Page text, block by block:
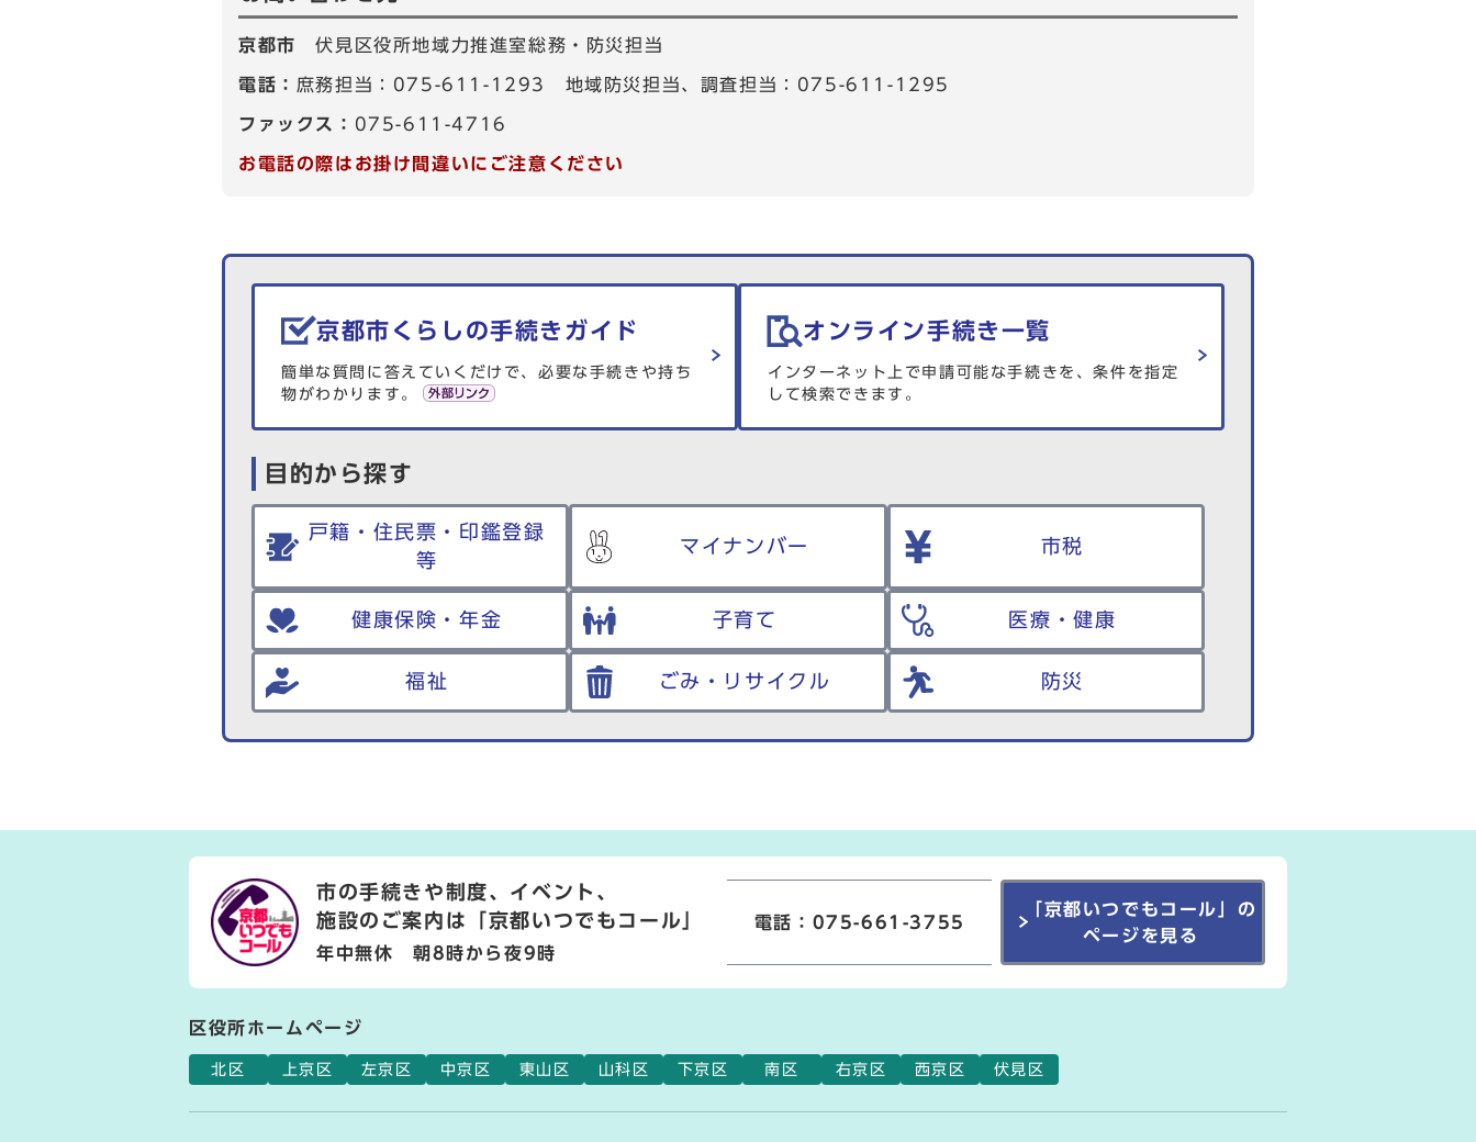
京都市伏見区役所地域力推進室総務・防災担当
電話： 庶務担当：075-611-1293 地域防災担当、調査担当：075-611-1295
ファックス： 075-611-4716
お電話の際はお掛け間違いにご注意ください
生活情報を探す
京都市くらしの手続きガイド
簡単な質問に答えていくだけで、必要な手続きや持ち
物がわかります。
オンライン手続き一覧
インターネット上で申請可能な手続きを、条件を指定
して検索できます。
目的から探す
戸籍・住民票・印鑑登録
等
マイナンバー 市税
健康保険・年金 子育て 医療・健康
福祉 ごみ・リサイクル 防災
市の手続きや制度、イベント、
施設のご案内は
「京都いつでもコール」
年中無休 朝8時から夜9時
電話：075-661-3755
「京都いつでもコール」の
ページを見る
区役所ホームページ
北区 上京区 左京区 中京区 東山区 山科区 下京区 南区 右京区 西京区 伏見区